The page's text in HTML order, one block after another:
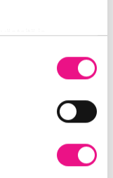
ja
ja analytiikka-alan
sivustoamme.
muihin tietoihin,